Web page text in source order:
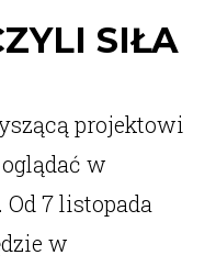
SIŁA
projektowi
w
7 listopada
w